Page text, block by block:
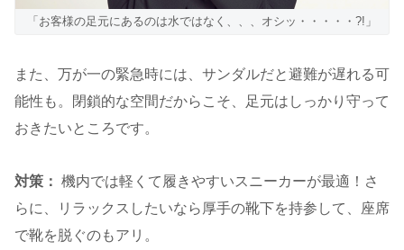
「お客様の足元にあるのは水ではなく、、、オシッ・・・・・?!」
また、万が一の緊急時には、サンダルだと避難が遅れる可
能性も。閉鎖的な空間だからこそ、足元はしっかり守って
おきたいところです。
対策： 機内では軽くて履きやすいスニーカーが最適！さ
らに、リラックスしたいなら厚手の靴下を持参して、座席
で靴を脱ぐのもアリ。